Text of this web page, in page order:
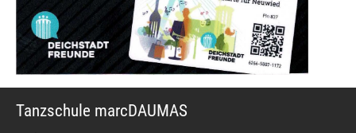
Tanzschule marcDAUMAS